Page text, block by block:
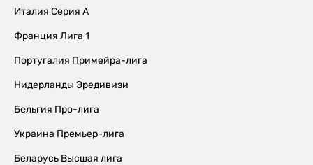
Италия Серия А
Франция Лига 1
Португалия Примейра-лига
Нидерланды Эредивизи
Бельгия Про-лига
Украина Премьер-лига
Беларусь Высшая лига